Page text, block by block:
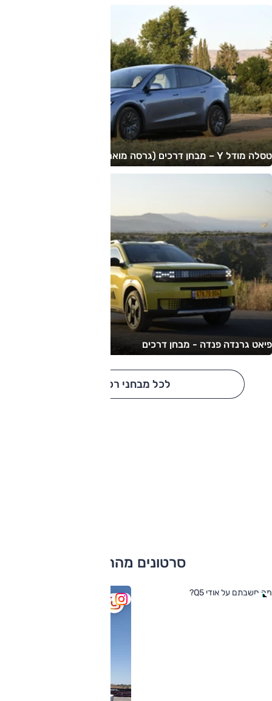
טסלה מודל Y – מבחן דרכים (גרסה מוארכת, 6 מושבים)
פיאט גרנדה פנדה - מבחן דרכים
לכל מבחני רכב
סרטונים מהרשת
מה חשבתם על אודי Q5?